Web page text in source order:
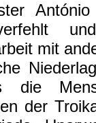
mit
die
der